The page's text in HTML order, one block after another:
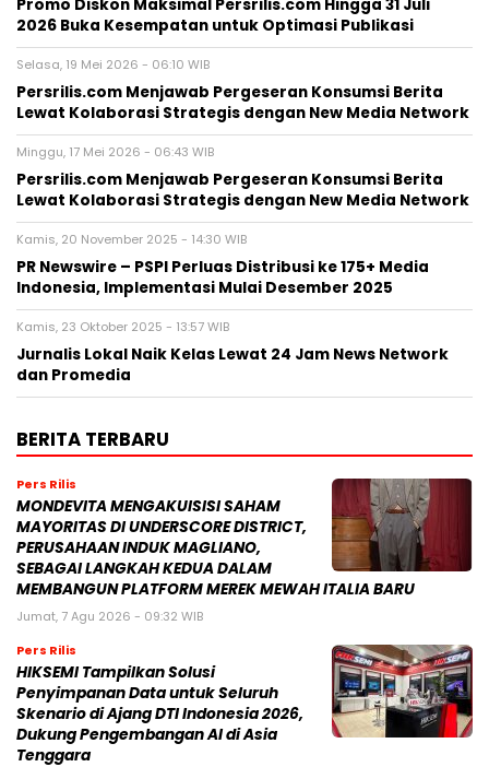
Promo Diskon Maksimal Persrilis.com Hingga 31 Juli
2026 Buka Kesempatan untuk Optimasi Publikasi
Selasa, 19 Mei 2026 - 06:10 WIB
Persrilis.com Menjawab Pergeseran Konsumsi Berita
Lewat Kolaborasi Strategis dengan New Media Network
Minggu, 17 Mei 2026 - 06:43 WIB
Persrilis.com Menjawab Pergeseran Konsumsi Berita
Lewat Kolaborasi Strategis dengan New Media Network
Kamis, 20 November 2025 - 14:30 WIB
PR Newswire – PSPI Perluas Distribusi ke 175+ Media
Indonesia, Implementasi Mulai Desember 2025
Kamis, 23 Oktober 2025 - 13:57 WIB
Jurnalis Lokal Naik Kelas Lewat 24 Jam News Network
dan Promedia
BERITA TERBARU
Pers Rilis
MONDEVITA MENGAKUISISI SAHAM
MAYORITAS DI UNDERSCORE DISTRICT,
PERUSAHAAN INDUK MAGLIANO,
SEBAGAI LANGKAH KEDUA DALAM
MEMBANGUN PLATFORM MEREK MEWAH ITALIA BARU
Jumat, 7 Agu 2026 - 09:32 WIB
Pers Rilis
HIKSEMI Tampilkan Solusi
Penyimpanan Data untuk Seluruh
Skenario di Ajang DTI Indonesia 2026,
Dukung Pengembangan AI di Asia
Tenggara